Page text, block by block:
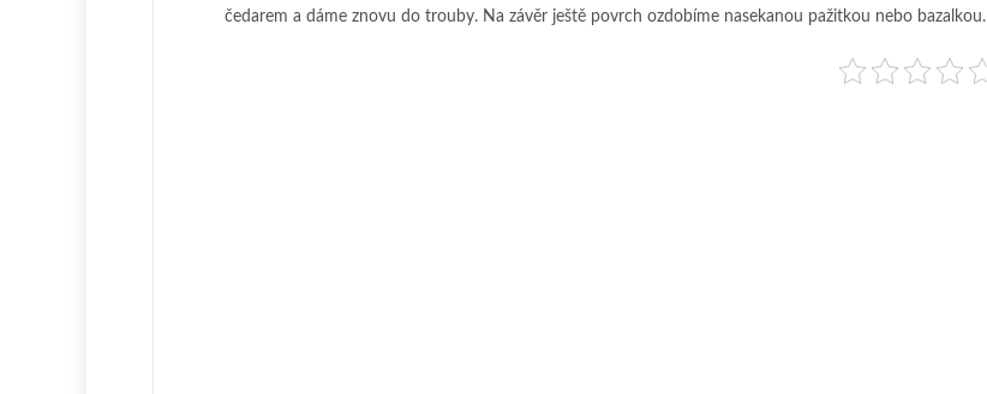
čedarem a dáme znovu do trouby. Na závěr ještě povrch ozdobíme nasekanou pažitkou nebo bazalkou.